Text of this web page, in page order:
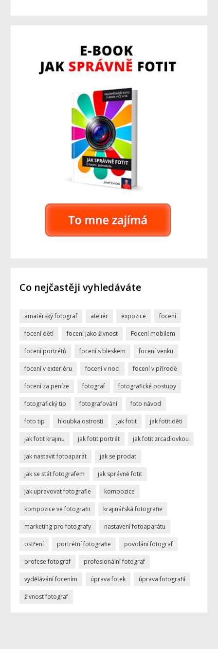
Co nejčastěji vyhledáváte
amatérský fotograf ateliér expozice focení
focení dětí focení jako živnost Focení mobilem
focení portrétů focení s bleskem focení venku
focení v exteriéru focení v noci focení v přírodě
focení za peníze fotograf fotografické postupy
fotografický tip fotografování foto návod
foto tip hloubka ostrosti jak fotit jak fotit děti
jak fotit krajinu jak fotit portrét jak fotit zrcadlovkou
jak nastavit fotoaparát jak se prodat
jak se stát fotografem jak správně fotit
jak upravovat fotografie kompozice
kompozice ve fotografii krajinářská fotografie
marketing pro fotografy nastavení fotoaparátu
ostření portrétní fotografie povolání fotograf
profese fotograf profesionální fotograf
vydělávání focením úprava fotek úprava fotografií
živnost fotograf